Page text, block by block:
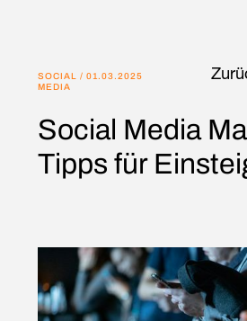
SOCIAL
MEDIA
/01.03.2025
Social Media
Tipps für